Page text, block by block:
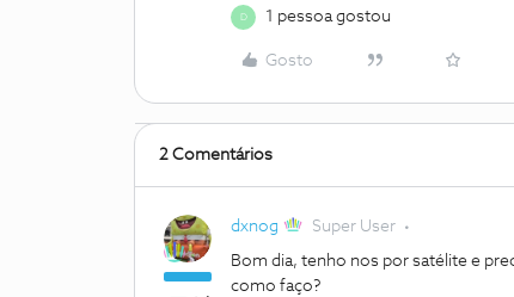
D 1 pessoa gostou
Gosto
2 Comentários
dxnog Super User
Bom dia, tenho nos por satélite e
como faço?